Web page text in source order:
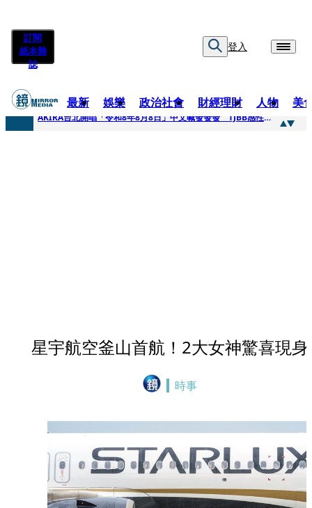
訂閱
紙本雜
誌
登入
最新 娛樂 政治社會 財經理財 人物 美
快訊
AKIRA台北開唱「令和8年8月8日」中文喊發發發 TJBB感性喊「謝謝AKIRA桑」
星宇航空釜山首航！2大女神驚喜現身
時事